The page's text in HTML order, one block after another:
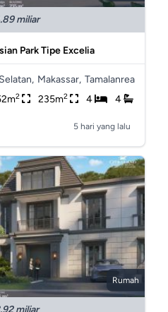
miliar
Park Tipe Excelia
Makassar, Tamalanrea
2 235m2 4 4
5 hari yang lalu
Rumah
miliar